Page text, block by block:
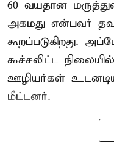
60 வயதான
அகமது என்பவர்
கூறப்படுகிறது.
கூச்சலிட்ட
ஊழியர்கள்
மீட்டனர்.